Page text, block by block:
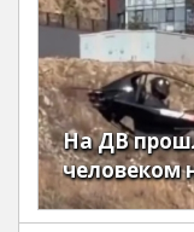
На ДВ
человеком